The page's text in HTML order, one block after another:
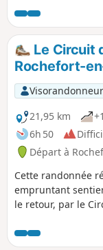
pavées, enseignes
semble un petit
Morbihan. Au
randonnée par les
anciennes
parcours est très
sous-bois et
villages de
Pluherlin.
Le Circuit
Rochefort-
Visorandonneur
21,95 km
6h 50
Départ à
Cette randonnée
empruntant
le retour, par le
commune de